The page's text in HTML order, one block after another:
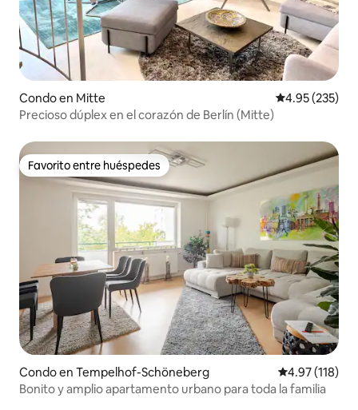
Condo en Mitte Calificación
4.95 (235)
Precioso dúplex en el corazón de Berlín (Mitte)
Favorito entre huéspedes
Favorito entre huéspedes
Condo en Tempelhof-Schöneberg Calificación
4.97 (118)
Bonito y amplio apartamento urbano para toda la familia